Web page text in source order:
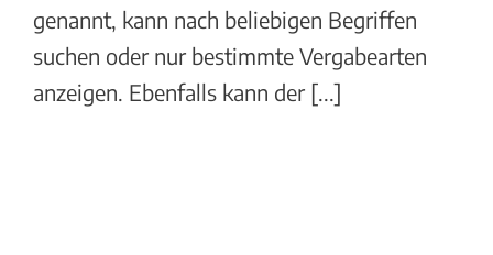
genannt, kann nach beliebigen Begriffen
suchen oder nur bestimmte Vergabearten
anzeigen. Ebenfalls kann der [...]